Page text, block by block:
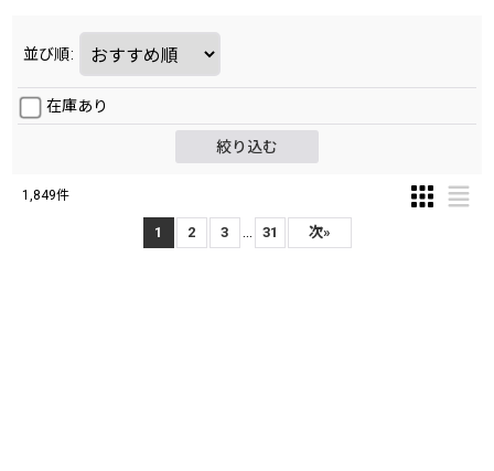
在庫あり
並び順:
絞り込む
1,849件
1 2 3 ... 31 次»